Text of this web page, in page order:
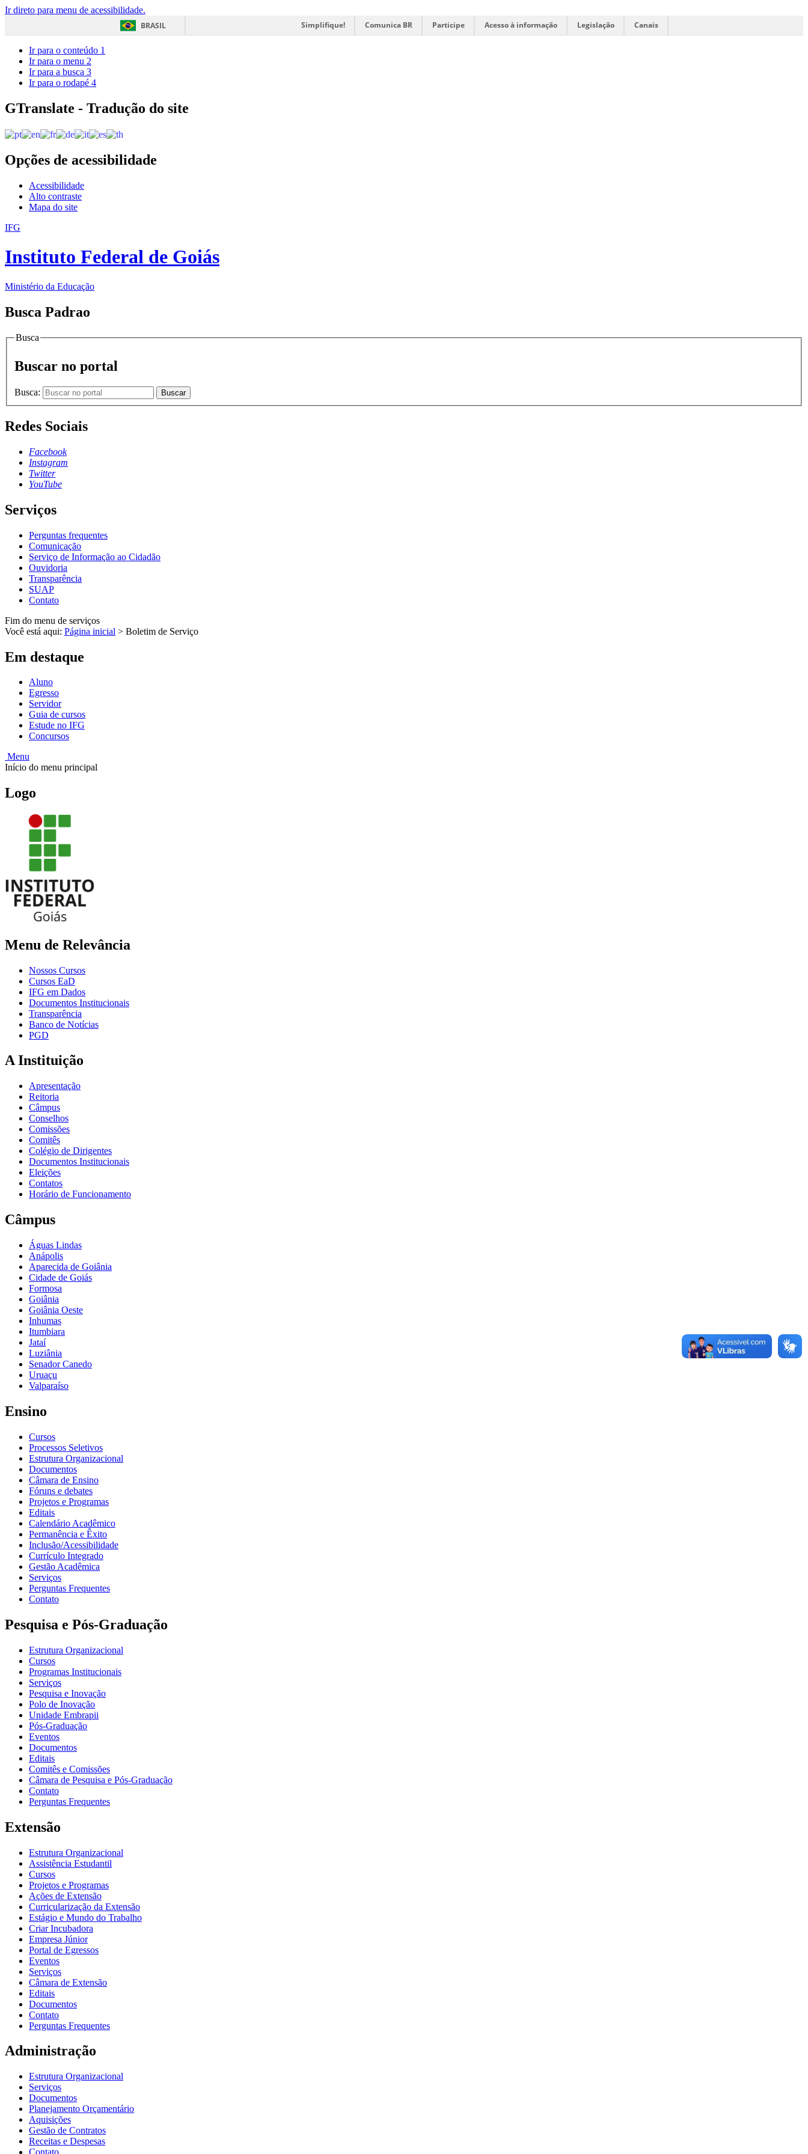
Ir direto para menu de acessibilidade.
BRASIL
Simplifique! Comunica BR Participe Acesso à informação Legislação Canais
Ir para o conteúdo 1
Ir para o menu 2
Ir para a busca 3
Ir para o rodapé 4
GTranslate - Tradução do site
Opções de acessibilidade
Acessibilidade
Alto contraste
Mapa do site
IFG
Instituto Federal de Goiás
Ministério da Educação
Busca Padrao
Busca
Buscar no portal
Busca: Buscar
Redes Sociais
Facebook
Instagram
Twitter
YouTube
Serviços
Perguntas frequentes
Comunicação
Serviço de Informação ao Cidadão
Ouvidoria
Transparência
SUAP
Contato
Fim do menu de serviços
Você está aqui: Página inicial > Boletim de Serviço
Em destaque
Aluno
Egresso
Servidor
Guia de cursos
Estude no IFG
Concursos
Menu
Início do menu principal
Logo
Menu de Relevância
Nossos Cursos
Cursos EaD
IFG em Dados
Documentos Institucionais
Transparência
Banco de Notícias
PGD
A Instituição
Apresentação
Reitoria
Câmpus
Conselhos
Comissões
Comitês
Colégio de Dirigentes
Documentos Institucionais
Eleições
Contatos
Horário de Funcionamento
Câmpus
Águas Lindas
Anápolis
Aparecida de Goiânia
Cidade de Goiás
Formosa
Goiânia
Goiânia Oeste
Inhumas
Itumbiara
Jataí
Luziânia
Senador Canedo
Uruaçu
Valparaíso
Ensino
Cursos
Processos Seletivos
Estrutura Organizacional
Documentos
Câmara de Ensino
Fóruns e debates
Projetos e Programas
Editais
Calendário Acadêmico
Permanência e Êxito
Inclusão/Acessibilidade
Currículo Integrado
Gestão Acadêmica
Serviços
Perguntas Frequentes
Contato
Pesquisa e Pós-Graduação
Estrutura Organizacional
Cursos
Programas Institucionais
Serviços
Pesquisa e Inovação
Polo de Inovação
Unidade Embrapii
Pós-Graduação
Eventos
Documentos
Editais
Comitês e Comissões
Câmara de Pesquisa e Pós-Graduação
Contato
Perguntas Frequentes
Extensão
Estrutura Organizacional
Assistência Estudantil
Cursos
Projetos e Programas
Ações de Extensão
Curricularização da Extensão
Estágio e Mundo do Trabalho
Criar Incubadora
Empresa Júnior
Portal de Egressos
Eventos
Serviços
Câmara de Extensão
Editais
Documentos
Contato
Perguntas Frequentes
Administração
Estrutura Organizacional
Serviços
Documentos
Planejamento Orçamentário
Aquisições
Gestão de Contratos
Receitas e Despesas